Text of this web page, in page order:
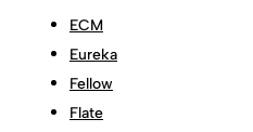
ECM
Eureka
Fellow
Flate